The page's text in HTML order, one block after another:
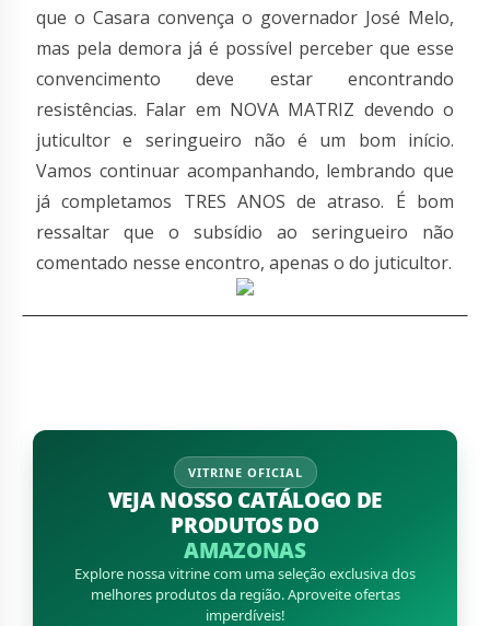
que o Casara convença o governador José Melo,
mas pela demora já é possível perceber que esse
convencimento deve estar encontrando
resistências. Falar em NOVA MATRIZ devendo o
juticultor e seringueiro não é um bom início.
Vamos continuar acompanhando, lembrando que
já completamos TRES ANOS de atraso. É bom
ressaltar que o subsídio ao seringueiro não
comentado nesse encontro, apenas o do juticultor.
VITRINE OFICIAL
VEJA NOSSO CATÁLOGO DE
PRODUTOS DO
AMAZONAS
Explore nossa vitrine com uma seleção exclusiva dos
melhores produtos da região. Aproveite ofertas
imperdíveis!